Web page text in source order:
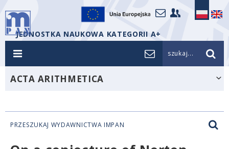
JEDNOSTKA NAUKOWA KATEGORII A+
szukaj...
ACTA ARITHMETICA
PRZESZUKAJ WYDAWNICTWA IMPAN